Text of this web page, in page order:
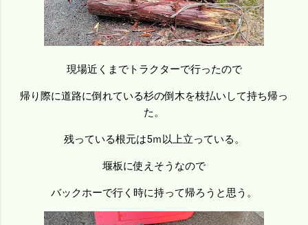
現場近くまでトラクターで行ったので
帰り際に道路に倒れている杉の倒木を枝払いして持ち帰っ
た。
残っている根元は5ｍ以上立っている。
堰板に使えそうなので
バックホーで行く時に持って帰ろうと思う。